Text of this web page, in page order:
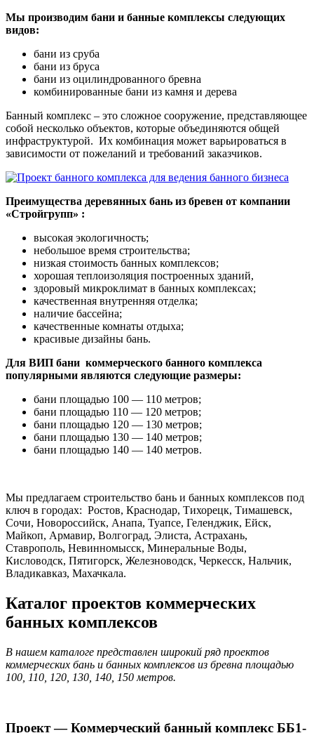
Мы производим бани и банные комплексы следующих
видов:
бани из сруба
бани из бруса
бани из оцилиндрованного бревна
комбинированные бани из камня и дерева
Банный комплекс – это сложное сооружение, представляющее
собой несколько объектов, которые объединяются общей
инфраструктурой. Их комбинация может варьироваться в
зависимости от пожеланий и требований заказчиков.
Преимущества деревянных бань из бревен от компании
«Стройгрупп» :
высокая экологичность;
небольшое время строительства;
низкая стоимость банных комплексов;
хорошая теплоизоляция построенных зданий,
здоровый микроклимат в банных комплексах;
качественная внутренняя отделка;
наличие бассейна;
качественные комнаты отдыха;
красивые дизайны бань.
Для ВИП бани коммерческого банного комплекса
популярными являются следующие размеры:
бани площадью 100 — 110 метров;
бани площадью 110 — 120 метров;
бани площадью 120 — 130 метров;
бани площадью 130 — 140 метров;
бани площадью 140 — 140 метров.
Мы предлагаем строительство бань и банных комплексов под
ключ в городах: Ростов, Краснодар, Тихорецк, Тимашевск,
Сочи, Новороссийск, Анапа, Туапсе, Геленджик, Ейск,
Майкоп, Армавир, Волгоград, Элиста, Астрахань,
Ставрополь, Невинномысск, Минеральные Воды,
Кисловодск, Пятигорск, Железноводск, Черкесск, Нальчик,
Владикавказ, Махачкала.
Каталог проектов коммерческих
банных комплексов
В нашем каталоге представлен широкий ряд проектов
коммерческих бань и банных комплексов из бревна площадью
100, 110, 120, 130, 140, 150 метров.
Проект — Коммерческий банный комплекс ББ1-